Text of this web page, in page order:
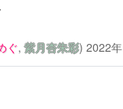
ぐ,紫月杏朱彩) 2022